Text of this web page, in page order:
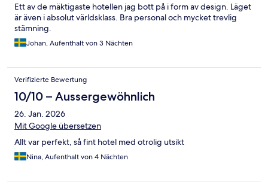
Ett av de mäktigaste hotellen jag bott på i form av design. Läget
är även i absolut världsklass. Bra personal och mycket trevlig
stämning.
Johan, Aufenthalt von 3 Nächten
Verifizierte Bewertung
10/10 – Aussergewöhnlich
26. Jan. 2026
Mit Google übersetzen
Allt var perfekt, så fint hotel med otrolig utsikt
Nina, Aufenthalt von 4 Nächten